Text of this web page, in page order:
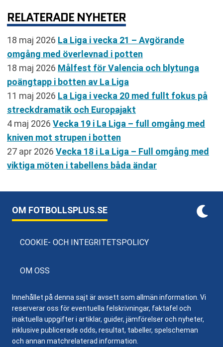
RELATERADE NYHETER
18 maj 2026 La Liga i vecka 21 – Avgörande
omgång med överlevnad i potten
18 maj 2026 Målfest för Valencia och blytunga
poängtapp i botten av La Liga
11 maj 2026 La Liga i vecka 20 med fullt fokus på
streckdramatik och Europajakt
4 maj 2026 Vecka 19 i La Liga – full omgång med
kniven mot strupen i botten
27 apr 2026 Vecka 18 i La Liga – Full omgång med
viktiga möten i tabellens båda ändar
OM FOTBOLLSPLUS.SE
COOKIE- OCH INTEGRITETSPOLICY
OM OSS
Innehållet på denna sajt är avsett som allmän information. Vi
reserverar oss för eventuella felskrivningar, faktafel och
inaktuella uppgifter i artiklar, guider, jämförelser och nyheter,
inklusive publicerade odds, resultat, tabeller, spelscheman
och annan matchrelaterad information.